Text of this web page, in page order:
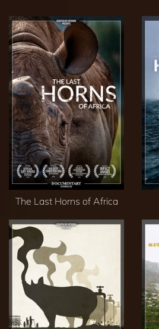
The Last Horns of Africa